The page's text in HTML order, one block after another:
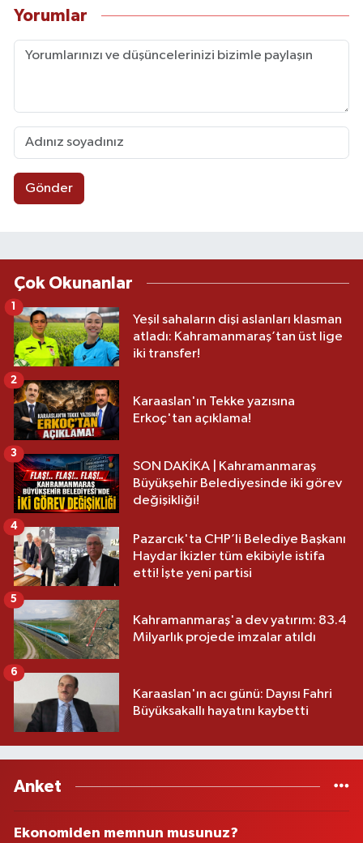
Yorumlar
Gönder
Çok Okunanlar
Yeşil sahaların dişi aslanları klasman
atladı: Kahramanmaraş’tan üst lige
iki transfer!
Karaaslan'ın Tekke yazısına
Erkoç'tan açıklama!
2
SON DAKİKA | Kahramanmaraş
Büyükşehir Belediyesinde iki görev
değişikliği!
3
Pazarcık'ta CHP’li Belediye Başkanı
Haydar İkizler tüm ekibiyle istifa
etti! İşte yeni partisi
4
Kahramanmaraş'a dev yatırım: 83.4
Milyarlık projede imzalar atıldı
5
Karaaslan'ın acı günü: Dayısı Fahri
Büyüksakallı hayatını kaybetti
6
Anket
Ekonomiden memnun musunuz?